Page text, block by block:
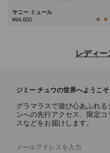
サニー ミュール
¥94,600
レディ
イリー使いのアイコンからステー
ンに映えるラグジュアリーな
パ
スカーレットに代表されるシグネ
レザー仕上げを使用しています。
ジミー チュウの世界へようこそ
グラマラスで遊び心あふれ
ンへの先行アクセス、限定
スなどをお届けします。